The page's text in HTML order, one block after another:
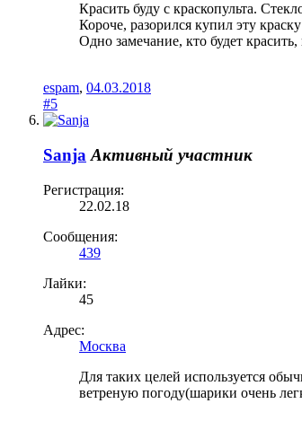
Красить буду с краскопульта.
Короче, разорился купил эту
Одно замечание, кто будет
espam, 04.03.2018
#5
Sanja Активный участник
Регистрация:
22.02.18
Сообщения:
439
Лайки:
45
Адрес:
Москва
Для таких целей используется
ветреную погоду(шарики очень